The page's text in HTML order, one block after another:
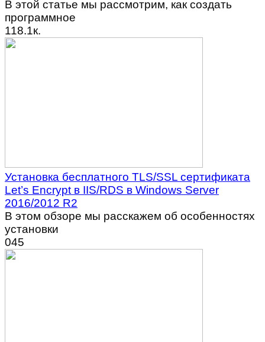
В этой статье мы рассмотрим, как создать
программное
118.1к.
Установка бесплатного TLS/SSL сертификата
Let’s Encrypt в IIS/RDS в Windows Server
2016/2012 R2
В этом обзоре мы расскажем об особенностях
установки
045